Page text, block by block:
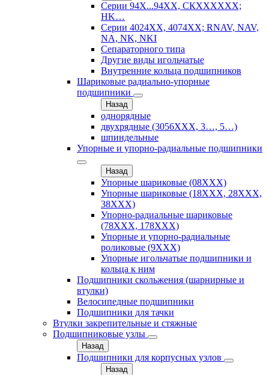
Серии 94Х...94ХХ, СКХХХХХХ;
HK…
Серии 4024ХХ, 4074ХХ; RNAV, NAV,
NA, NK, NKI
Сепараторного типа
Другие виды игольчатые
Внутренние кольца подшипников
Шариковые радиально-упорные
подшипники
Назад
однорядные
двухрядные (3056ХХХ, 3…, 5…)
шпиндельные
Упорные и упорно-радиальные подшипники
Назад
Упорные шариковые (08XXX)
Упорные шариковые (18XXX, 28XXХ,
38ХХХ)
Упорно-радиальные шариковые
(78XXX, 178ХХХ)
Упорные и упорно-радиальные
роликовые (9ХХХ)
Упорные игольчатые подшипники и
кольца к ним
Подшипники скольжения (шарнирные и
втулки)
Велосипедные подшипники
Подшипники для тачки
Втулки закрепительные и стяжные
Подшипниковые узлы
Назад
Подшипники для корпусных узлов
Назад